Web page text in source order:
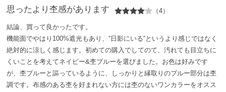
メンズ
キッズ
サンバリア100について
思ったより杢感があります （4）
結論、買って良かったです。
機能面でやはり100%遮光もあり、“日影にいる“というより感じではなく
絶対的に涼しく感じます。初めての購入でしてのて、汚れても目立ちに
くいことを考えてネイビー&杢ブルーを選びました。お色は好みです
が、杢ブルーと謳っているように、しっかりと縁取りのブルー部分は杢
調です。布感のある杢を好まれない方には杢のないワンカラーをオスス